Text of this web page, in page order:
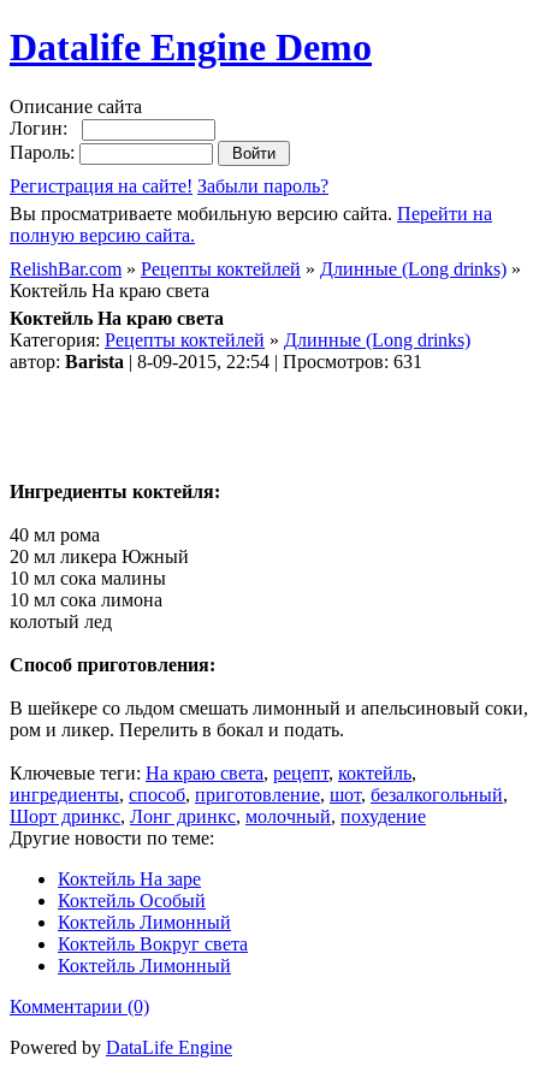
Datalife Engine Demo
Описание сайта
Логин:
Пароль:
Регистрация на сайте! Забыли пароль?
Вы просматриваете мобильную версию сайта. Перейти на
полную версию сайта.
RelishBar.com » Рецепты коктейлей » Длинные (Long drinks) »
Коктейль На краю света
Коктейль На краю света
Категория: Рецепты коктейлей » Длинные (Long drinks)
автор: Barista | 8-09-2015, 22:54 | Просмотров: 631
Ингредиенты коктейля:
40 мл рома
20 мл ликера Южный
10 мл сока малины
10 мл сока лимона
колотый лед
Способ приготовления:
В шейкере со льдом смешать лимонный и апельсиновый соки,
ром и ликер. Перелить в бокал и подать.
Ключевые теги: На краю света, рецепт, коктейль,
ингредиенты, способ, приготовление, шот, безалкогольный,
Шорт дринкс, Лонг дринкс, молочный, похудение
Другие новости по теме:
Коктейль На заре
Коктейль Особый
Коктейль Лимонный
Коктейль Вокруг света
Коктейль Лимонный
Комментарии (0)
Powered by DataLife Engine